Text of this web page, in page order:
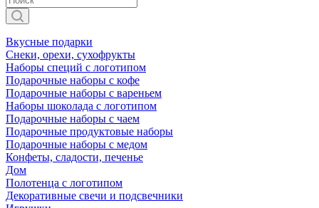
Вкусные подарки
Снеки, орехи, сухофрукты
Наборы специй с логотипом
Подарочные наборы с кофе
Подарочные наборы с вареньем
Наборы шоколада с логотипом
Подарочные наборы с чаем
Подарочные продуктовые наборы
Подарочные наборы с медом
Конфеты, сладости, печенье
Дом
Полотенца с логотипом
Декоративные свечи и подсвечники